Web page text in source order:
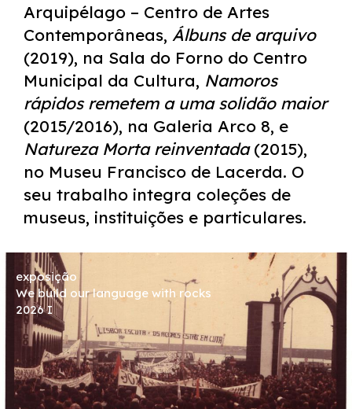
Arquipélago – Centro de Artes
Contemporâneas, Álbuns de arquivo
(2019), na Sala do Forno do Centro
Municipal da Cultura, Namoros
rápidos remetem a uma solidão maior
(2015/2016), na Galeria Arco 8, e
Natureza Morta reinventada(2015),
no Museu Francisco de Lacerda. O
seu trabalho integra coleções de
museus, instituições e particulares.
exposição
We build our language with rocks
2026 I